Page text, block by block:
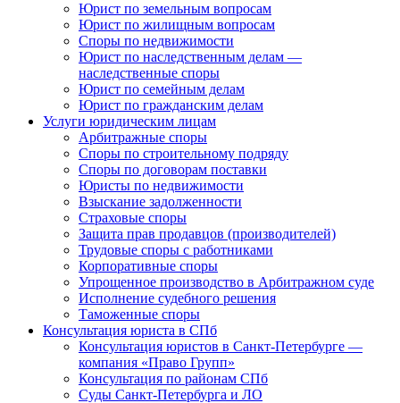
Юрист по земельным вопросам
Юрист по жилищным вопросам
Споры по недвижимости
Юрист по наследственным делам —
наследственные споры
Юрист по семейным делам
Юрист по гражданским делам
Услуги юридическим лицам
Арбитражные споры
Споры по строительному подряду
Споры по договорам поставки
Юристы по недвижимости
Взыскание задолженности
Страховые споры
Защита прав продавцов (производителей)
Трудовые споры с работниками
Корпоративные споры
Упрощенное производство в Арбитражном суде
Исполнение судебного решения
Таможенные споры
Консультация юриста в СПб
Консультация юристов в Санкт-Петербурге —
компания «Право Групп»
Консультация по районам СПб
Суды Санкт-Петербурга и ЛО